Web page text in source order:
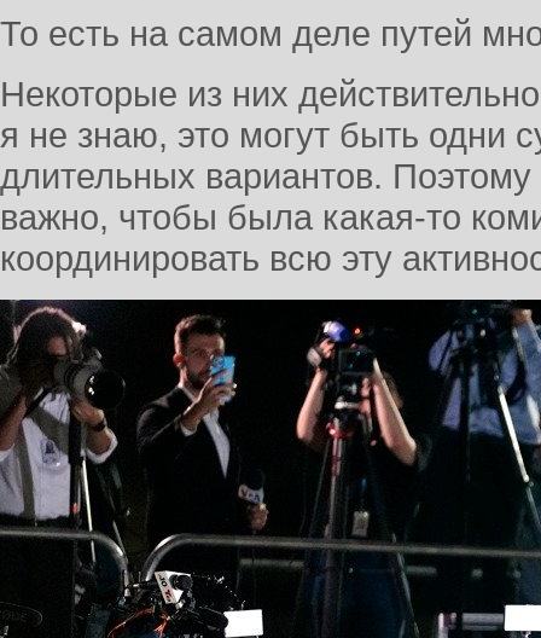
То есть на самом деле путей
Некоторые из них
я не знаю, это могут быть одни
длительных вариантов.
важно, чтобы была какая-то
координировать всю эту